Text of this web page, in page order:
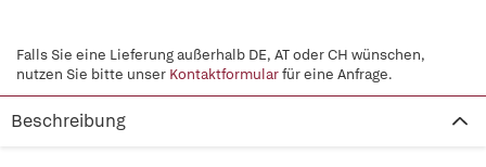
Falls Sie eine Lieferung außerhalb DE, AT oder CH wünschen,
nutzen Sie bitte unser Kontaktformularfür eine Anfrage.
Beschreibung